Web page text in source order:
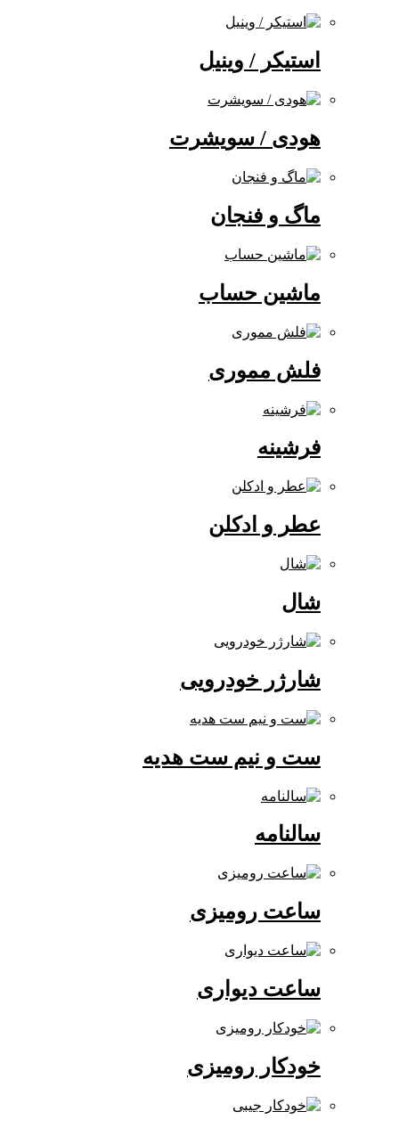
استیکر / وینیل
هودی / سویشرت
ماگ و فنجان
ماشین حساب
فلش مموری
عطر و ادکلن
شارژر خودرویی
ست و نیم ست هدیه
ساعت رومیزی
ساعت دیواری
خودکار رومیزی